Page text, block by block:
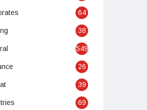
64
38
549
26
39
69